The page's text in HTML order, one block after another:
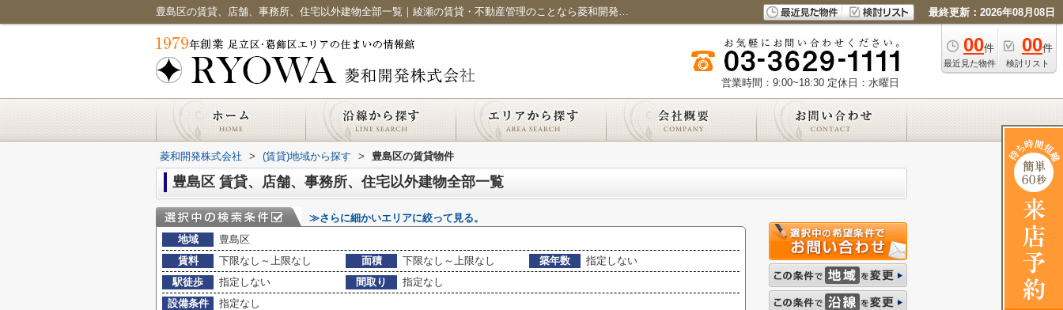
豊島区の賃貸、店舗、事務所、住宅以外建物全部一覧｜綾瀬の賃貸・不動産管理のことなら菱和開発株式会社におまかせください 最終更新：2026年08月08日
00件
最近見た物件
00件
検討リスト
営業時間：9:00~18:30 定休日：水曜日
菱和開発株式会社 > (賃貸)地域から探す > 豊島区の賃貸物件
豊島区 賃貸、店舗、事務所、住宅以外建物全部一覧
≫さらに細かいエリアに絞って見る。
地域
豊島区
賃料
下限なし～上限なし 面積 下限なし～上限なし 築年数
指定しない
駅徒歩
指定しない 間取り
指定なし
設備条件
指定なし